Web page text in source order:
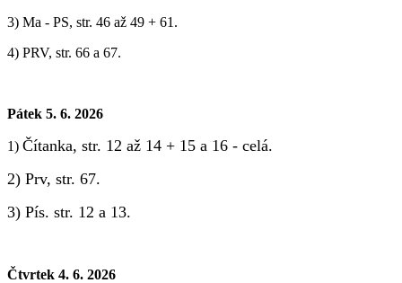
3) Ma - PS, str. 46 až 49 + 61.
4) PRV, str. 66 a 67.
Pátek 5. 6. 2026
1) Čítanka, str. 12 až 14 + 15 a 16 - celá.
2) Prv, str. 67.
3) Pís. str. 12 a 13.
Čtvrtek 4. 6. 2026